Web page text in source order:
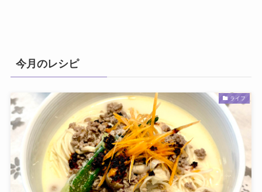
今月のレシピ
ライフ